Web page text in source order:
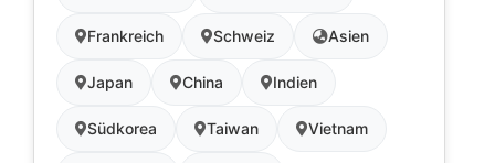
Frankreich Schweiz Asien
Japan China Indien
Südkorea Taiwan Vietnam